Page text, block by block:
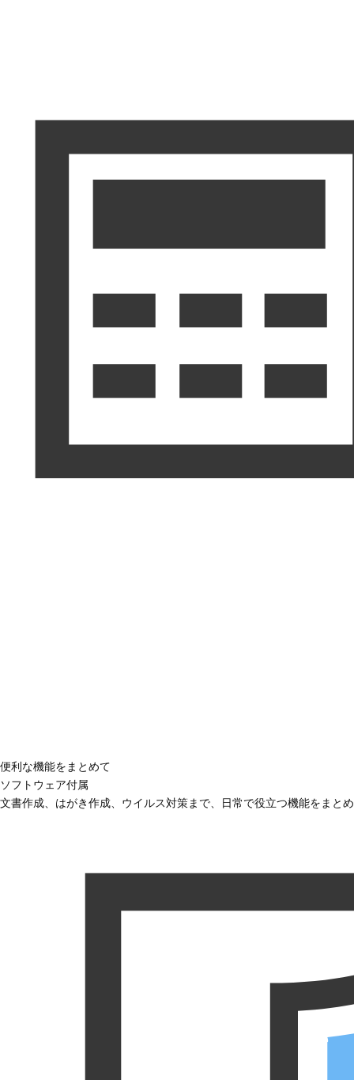
便利な機能をまとめて
ソフトウェア付属
文書作成、はがき作成、ウイルス対策まで、日常で役立つ機能をまと